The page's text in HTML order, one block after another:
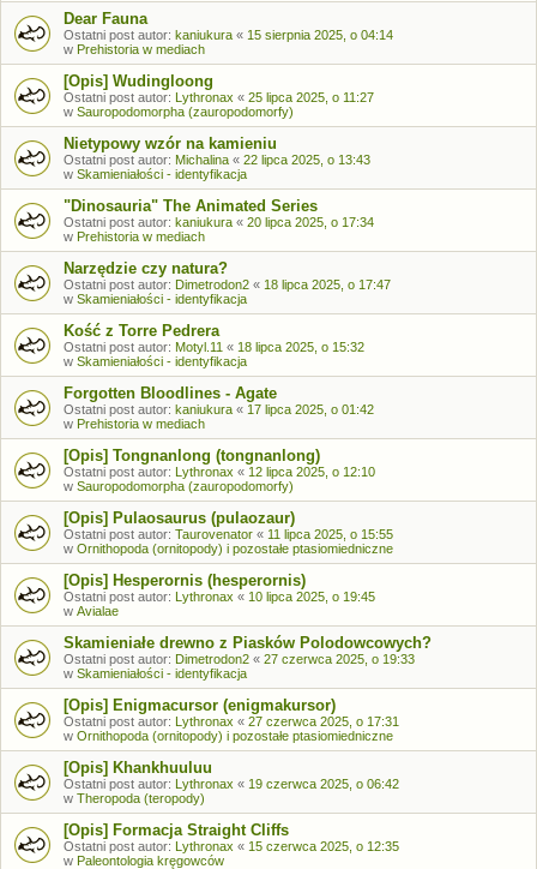
Dear Fauna
Ostatni post autor: kaniukura « 15 sierpnia 2025, o 04:14
w Prehistoria w mediach
[Opis] Wudingloong
Ostatni post autor: Lythronax « 25 lipca 2025, o 11:27
w Sauropodomorpha (zauropodomorfy)
Nietypowy wzór na kamieniu
Ostatni post autor: Michalina « 22 lipca 2025, o 13:43
w Skamieniałości - identyfikacja
"Dinosauria" The Animated Series
Ostatni post autor: kaniukura « 20 lipca 2025, o 17:34
w Prehistoria w mediach
Narzędzie czy natura?
Ostatni post autor: Dimetrodon2 « 18 lipca 2025, o 17:47
w Skamieniałości - identyfikacja
Kość z Torre Pedrera
Ostatni post autor: Motyl.11 « 18 lipca 2025, o 15:32
w Skamieniałości - identyfikacja
Forgotten Bloodlines - Agate
Ostatni post autor: kaniukura « 17 lipca 2025, o 01:42
w Prehistoria w mediach
[Opis] Tongnanlong (tongnanlong)
Ostatni post autor: Lythronax « 12 lipca 2025, o 12:10
w Sauropodomorpha (zauropodomorfy)
[Opis] Pulaosaurus (pulaozaur)
Ostatni post autor: Taurovenator « 11 lipca 2025, o 15:55
w Ornithopoda (ornitopody) i pozostałe ptasiomiedniczne
[Opis] Hesperornis (hesperornis)
Ostatni post autor: Lythronax « 10 lipca 2025, o 19:45
w Avialae
Skamieniałe drewno z Piasków Polodowcowych?
Ostatni post autor: Dimetrodon2 « 27 czerwca 2025, o 19:33
w Skamieniałości - identyfikacja
[Opis] Enigmacursor (enigmakursor)
Ostatni post autor: Lythronax « 27 czerwca 2025, o 17:31
w Ornithopoda (ornitopody) i pozostałe ptasiomiedniczne
[Opis] Khankhuuluu
Ostatni post autor: Lythronax « 19 czerwca 2025, o 06:42
w Theropoda (teropody)
[Opis] Formacja Straight Cliffs
Ostatni post autor: Lythronax « 15 czerwca 2025, o 12:35
w Paleontologia kręgowców